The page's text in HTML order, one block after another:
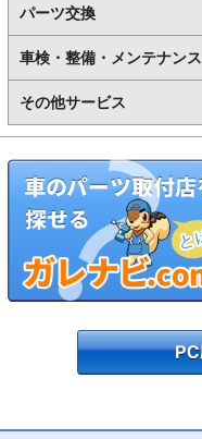
パーツ交換
車検・整備・メンテナンス
その他サービス